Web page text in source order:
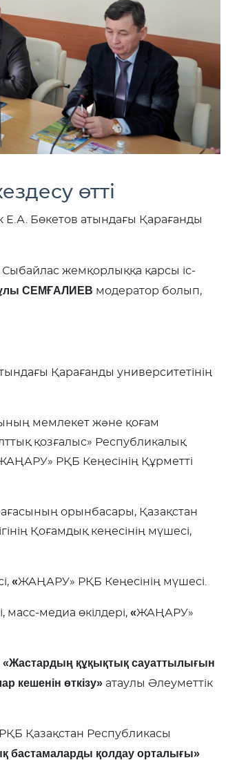
өтті
Е.А. Бөкетов атындағы Қарағанды
жемқорлыққа қарсы іс-
СЕМҒАЛИЕВ модератор болып,
Қарағанды университетінің
мемлекет және қоғам
қозғалыс» Республикалық
РҚБ Кеңесінің Құрметті
орынбасары, Қазақстан
Қоғамдық кеңесінің мүшесі,
«ЖАҢАРУ» РҚБ Кеңесінің мүшесі.
масс-медиа өкілдері,«ЖАҢАРУ»
«Жастардың құқықтық сауаттылығын
кешенін өткізу» атаулы Әлеуметтік
Қазақстан Республикасы
бастамаларды қолдау орталығы»